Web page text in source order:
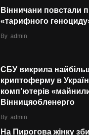
Вінничани повстали
«тарифного
By admin
СБУ викрила
криптоферму в
комп’ютерів
Вінницяобленерго
By admin
На Пирогова жінку